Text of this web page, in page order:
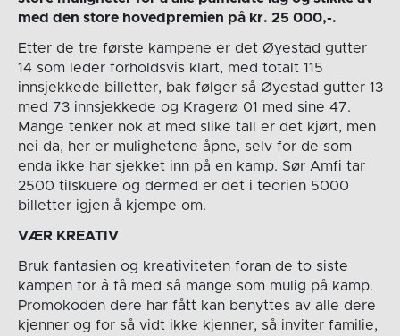
med den store hovedpremien på kr. 25 000,-.
Etter de tre første kampene er det Øyestad gutter
14 som leder forholdsvis klart, med totalt 115
innsjekkede billetter, bak følger så Øyestad gutter 13
med 73 innsjekkede og Kragerø 01 med sine 47.
Mange tenker nok at med slike tall er det kjørt, men
nei da, her er mulighetene åpne, selv for de som
enda ikke har sjekket inn på en kamp. Sør Amfi tar
2500 tilskuere og dermed er det i teorien 5000
billetter igjen å kjempe om.
VÆR KREATIV
Bruk fantasien og kreativiteten foran de to siste
kampen for å få med så mange som mulig på kamp.
Promokoden dere har fått kan benyttes av alle dere
kjenner og for så vidt ikke kjenner, så inviter familie,